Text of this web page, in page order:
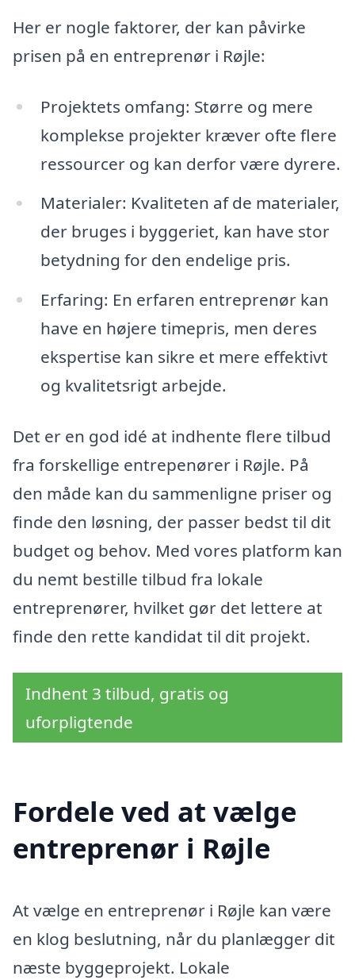
Her er nogle faktorer, der kan påvirke
prisen på en entreprenør i Røjle:
Projektets omfang: Større og mere
komplekse projekter kræver ofte flere
ressourcer og kan derfor være dyrere.
Materialer: Kvaliteten af de materialer,
der bruges i byggeriet, kan have stor
betydning for den endelige pris.
Erfaring: En erfaren entreprenør kan
have en højere timepris, men deres
ekspertise kan sikre et mere effektivt
og kvalitetsrigt arbejde.
Det er en god idé at indhente flere tilbud
fra forskellige entrepenører i Røjle. På
den måde kan du sammenligne priser og
finde den løsning, der passer bedst til dit
budget og behov. Med vores platform kan
du nemt bestille tilbud fra lokale
entreprenører, hvilket gør det lettere at
finde den rette kandidat til dit projekt.
Indhent 3 tilbud, gratis og
uforpligtende
Fordele ved at vælge
entreprenør i Røjle
At vælge en entreprenør i Røjle kan være
en klog beslutning, når du planlægger dit
næste byggeprojekt. Lokale